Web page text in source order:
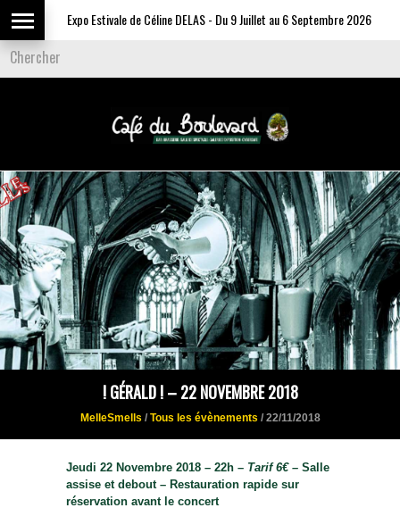
Expo Estivale de Céline DELAS - Du 9 Juillet au 6 Septembre 2026
! GÉRALD ! – 22 NOVEMBRE 2018
MelleSmells / Tous les évènements / 22/11/2018
Jeudi 22 Novembre 2018 – 22h – Tarif 6€ – Salle
assise et debout – Restauration rapide sur
réservation avant le concert